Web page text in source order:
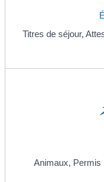
Titres de séjour,
Animaux, Permis